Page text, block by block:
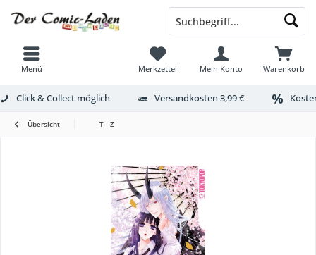
Menü Warenkorb
Merkzettel Mein Konto
Click & Collect möglich Versandkosten 3,99 €
Übersicht T - Z